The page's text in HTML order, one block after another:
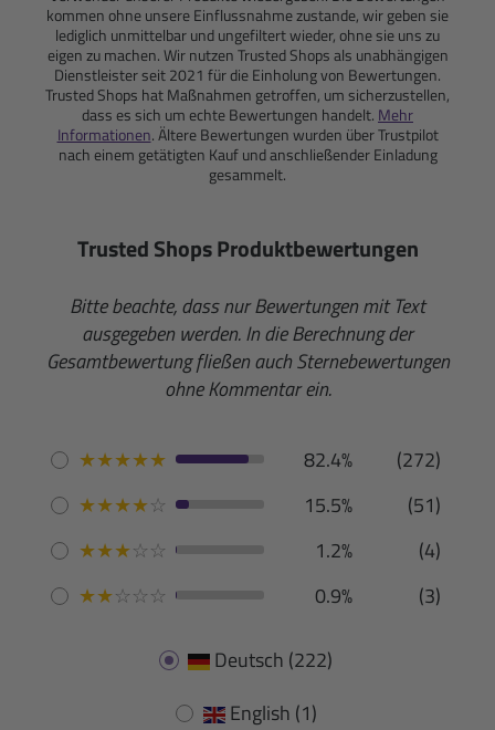
kommen ohne unsere Einflussnahme zustande, wir geben sie
lediglich unmittelbar und ungefiltert wieder, ohne sie uns zu
eigen zu machen. Wir nutzen Trusted Shops als unabhängigen
Dienstleister seit 2021 für die Einholung von Bewertungen.
Trusted Shops hat Maßnahmen getroffen, um sicherzustellen,
dass es sich um echte Bewertungen handelt. Mehr
Informationen. Ältere Bewertungen wurden über Trustpilot
nach einem getätigten Kauf und anschließender Einladung
gesammelt.
Trusted Shops Produktbewertungen
Bitte beachte, dass nur Bewertungen mit Text
ausgegeben werden. In die Berechnung der
Gesamtbewertung fließen auch Sternebewertungen
ohne Kommentar ein.
★★★★★ 82.4%
(272)
★★★★☆ 15.5%
(51)
★★★☆☆ 1.2%
(4)
★★☆☆☆ 0.9% (3)
Deutsch (222)
English (1)